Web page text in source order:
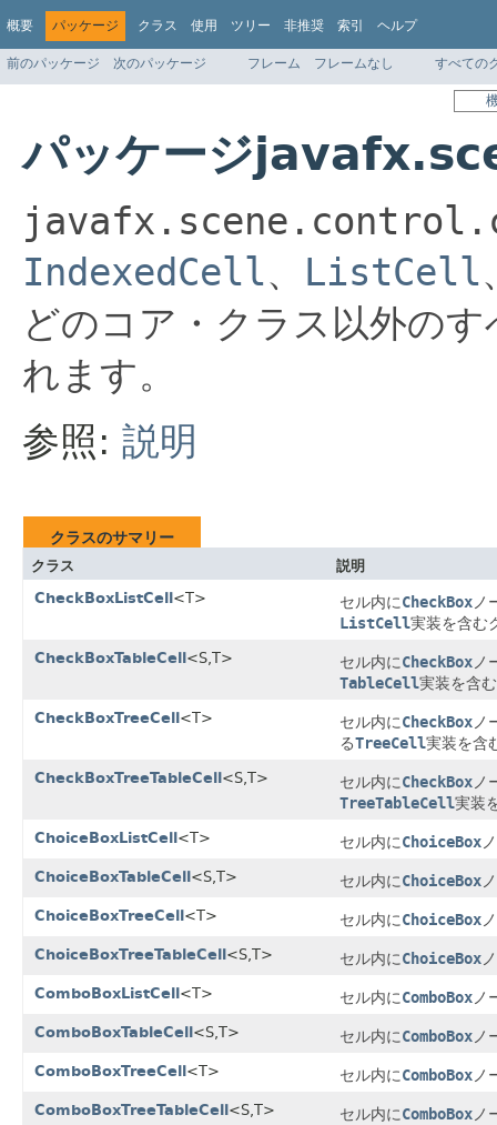
概要 パッケージ クラス 使用 ツリー 非推奨 索引 ヘルプ
前のパッケージ 次のパッケージ フレーム フレームなし すべての
パッケージ
IndexedCell、 ListCell
どのコア・クラス以外の
れます。
参照: 説明
クラスのサマリー
クラス
説明
CheckBoxListCell<T> セル内にCheckBox ノ
ListCell実装を含む
CheckBoxTableCell<S,T> セル内にCheckBox ノ
TableCell実装を含
CheckBoxTreeCell<T> セル内にCheckBox ノ
るTreeCell実装を含
CheckBoxTreeTableCell<S,T> セル内にCheckBox ノ
TreeTableCell実装
ChoiceBoxListCell<T> セル内にChoiceBox
ChoiceBoxTableCell<S,T> セル内にChoiceBox
ChoiceBoxTreeCell<T> セル内にChoiceBox
ChoiceBoxTreeTableCell<S,T> セル内にChoiceBox
ComboBoxListCell<T> セル内にComboBox ノ
ComboBoxTableCell<S,T> セル内にComboBox ノ
ComboBoxTreeCell<T> セル内にComboBox ノ
ComboBoxTreeTableCell<S,T> セル内にComboBox ノ